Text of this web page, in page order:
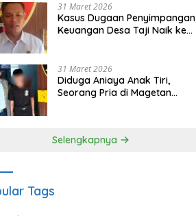
31 Maret 2026
Kasus Dugaan Penyimpangan
Keuangan Desa Taji Naik ke
31 Maret 2026
Diduga Aniaya Anak Tiri,
Seorang Pria di Magetan
Selengkapnya
Tags